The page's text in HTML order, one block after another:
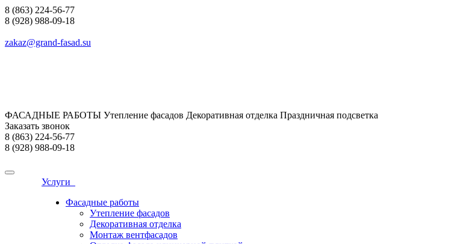
8 (863) 224-56-77
8 (928) 988-09-18
zakaz@grand-fasad.su
ФАСАДНЫЕ РАБОТЫ Утепление фасадов Декоративная отделка Праздничная подсветка
Заказать звонок
8 (863) 224-56-77
8 (928) 988-09-18
Услуги
Фасадные работы
Утепление фасадов
Декоративная отделка
Монтаж вентфасадов